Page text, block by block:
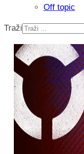
nikada
Off topic
Traži